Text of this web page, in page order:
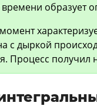
образует
с дыркой
Процесс получил